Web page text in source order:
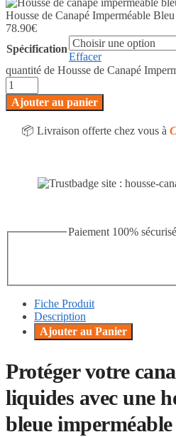
Housse de Canapé Imperméable Bleu
78.90€
Spécification
Effacer
quantité de Housse de Canapé
Ajouter au panier
📦 Livraison offerte chez vous à
Paiement 100% sécurisé
Fiche Produit
Description
Ajouter au Panier
Protéger votre
liquides avec une
bleue imperméable